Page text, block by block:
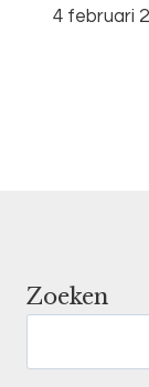
4 februari
Zoeken